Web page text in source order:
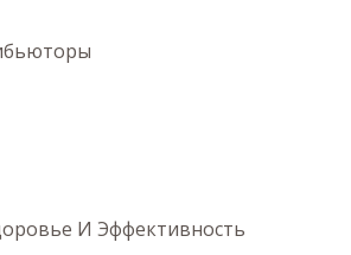
И Эффективность